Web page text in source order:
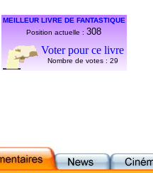
MEILLEUR LIVRE DE FANTASTIQUE
Position actuelle : 308
Voter pour ce livre
Nombre de votes : 29